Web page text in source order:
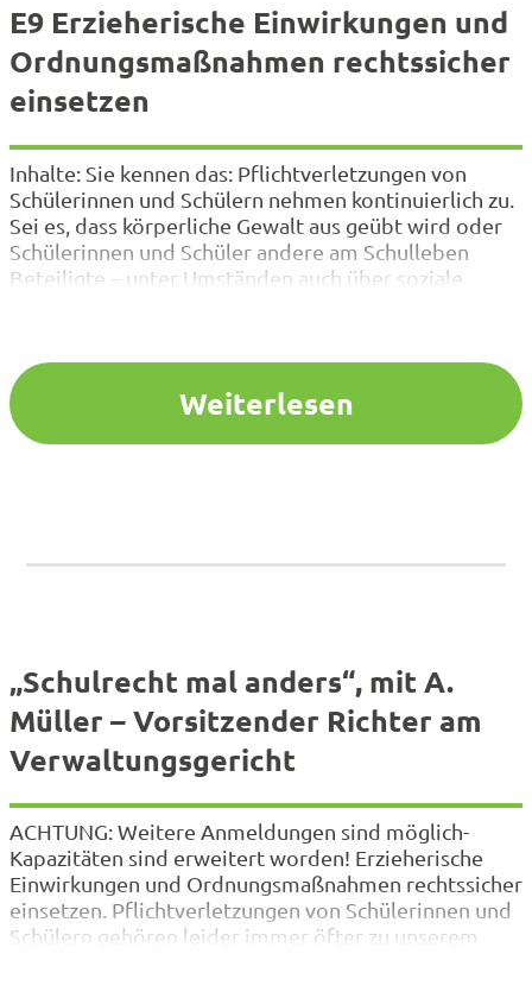
E9 Erzieherische Einwirkungen und
Ordnungsmaßnahmen rechtssicher
einsetzen
Inhalte: Sie kennen das: Pflichtverletzungen von
Schülerinnen und Schülern nehmen kontinuierlich zu.
Sei es, dass körperliche Gewalt aus geübt wird oder
Schülerinnen und Schüler andere am Schulleben
Beteiligte – unter Umständen auch über soziale
auseinandersetzen. Der Referent macht…
Weiterlesen
„Schulrecht mal anders“, mit A.
Müller – Vorsitzender Richter am
Verwaltungsgericht
ACHTUNG: Weitere Anmeldungen sind möglich-
Kapazitäten sind erweitert worden! Erzieherische
Einwirkungen und Ordnungsmaßnahmen rechtssicher
einsetzen. Pflichtverletzungen von Schülerinnen und
Schülern gehören leider immer öfter zu unserem